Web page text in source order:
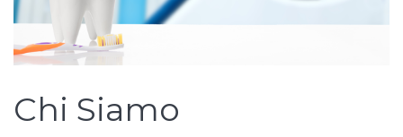
Chi Siamo